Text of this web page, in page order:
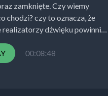
zamknięte. Czy wiemy
chodzi? czy to oznacza, że
realizatorzy dźwięku powinni
00:08:48